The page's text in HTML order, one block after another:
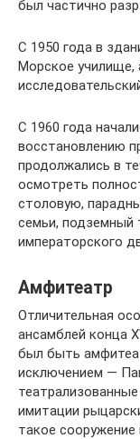
был частично
С 1950 года в
Морское училище,
С 1960 года
восстановлению
продолжались в
осмотреть
столовую,
семьи, подземный
императорского
Амфитеатр
Отличительная
ансамблей конца
был быть
исключением —
имитации
такое сооружение